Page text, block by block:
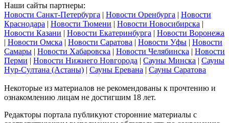
Наши сайты партнеры:
Новости Санкт-Петербурга | Новости Оренбурга | Новости
Краснодара | Новости Тюмени | Новости Новосибирска |
Новости Казани | Новости Екатеринбурга | Новости Воронежа
| Новости Омска | Новости Саратова | Новости Уфы | Новости
Самары | Новости Хабаровска | Новости Челябинска | Новости
Перми | Новости Нижнего Новгорода | Сауны Минска | Сауны
Нур-Султана (Астаны) | Сауны Еревана | Сауны Саратова
Некоторые из материалов не рекомендованы к прочтению и
ознакомлению лицам не достигшим 18 лет.
Редакторы портала публикуют сторонние материалы с